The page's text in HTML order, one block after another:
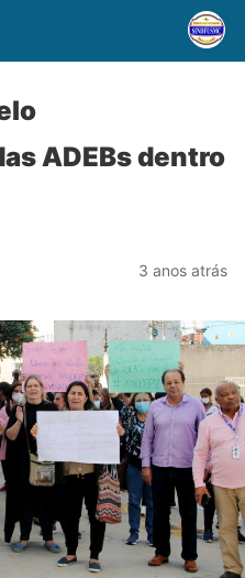
ADEBs dentro
3 anos atrás